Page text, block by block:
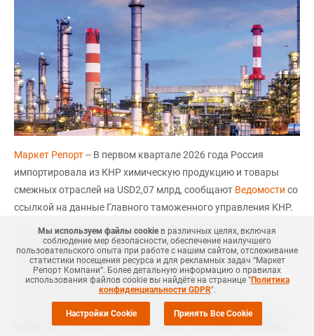
Маркет Репорт-- В первом квартале 2026 года Россия
импортировала из КНР химическую продукцию и товары
смежных отраслей на USD2,07 млрд, сообщают Ведомости со
ссылкой на данные Главного таможенного управления КНР.
Это на 24% больше относительно аналогичного периода
прошлого года. Категория вошла в тройку крупнейших в
торговых отношениях двух стран, наряду с продукцией
машиностроения и транспортными средствами.
В целом товарооборот между Россией и Китаем в I квартале
вырос на 15% и достиг USD61,3 млрд. За первые три месяца
Мы используем файлы cookieв различных целях, включая
соблюдение мер безопасности, обеспечение наилучшего
пользовательского опыта при работе с нашим сайтом, отслеживание
статистики посещения ресурса и для рекламных задач “Маркет
Репорт Компани”. Более детальную информацию о правилах
использования файлов cookie вы найдёте на странице "Политика
конфиденциальности GDPR".
Настройки Cookie Принять Все Cookie